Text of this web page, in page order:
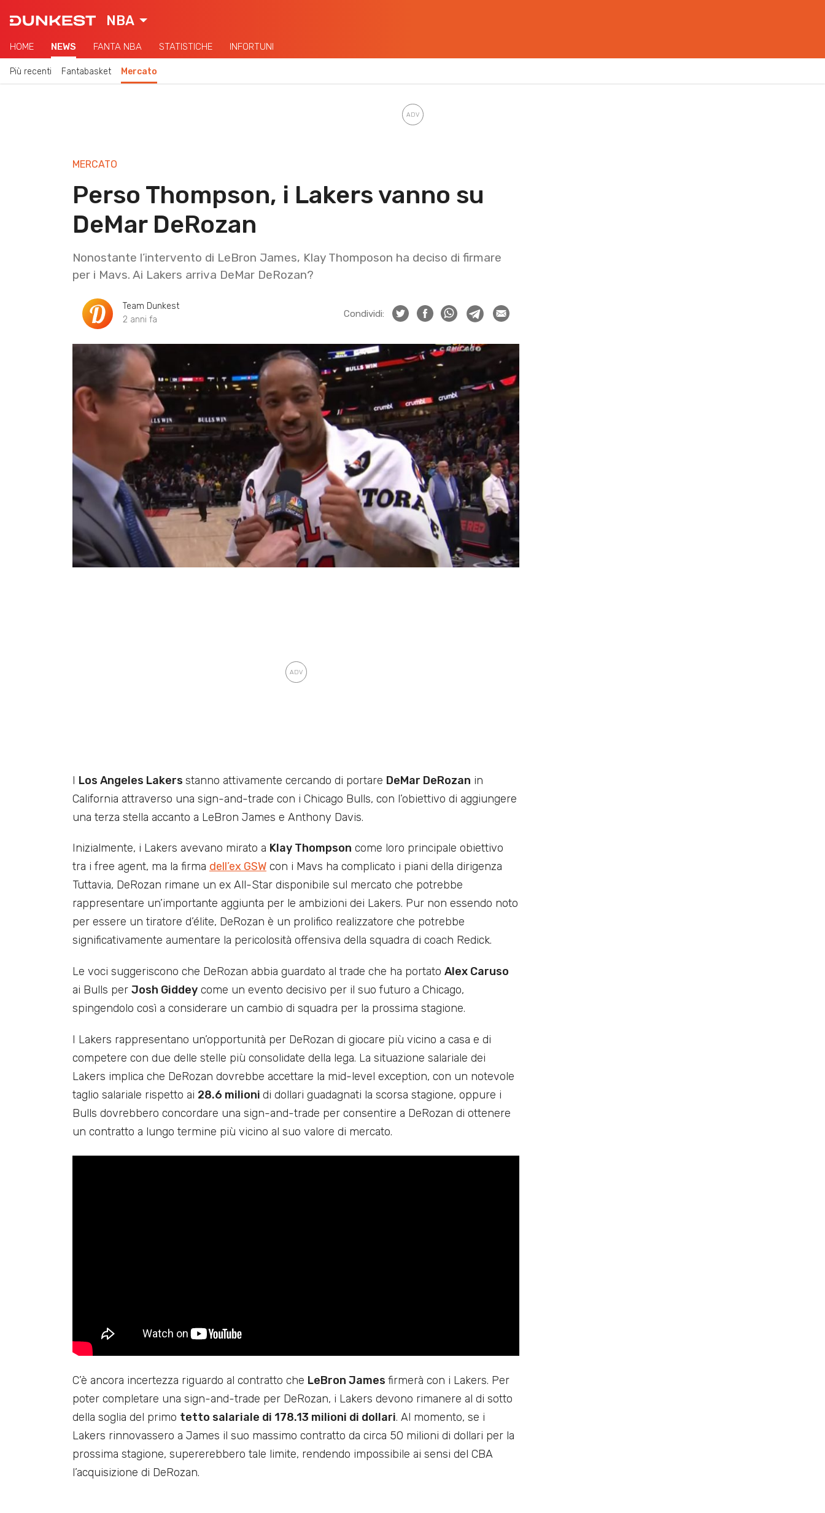
NBA
HOME NEWS FANTA NBA STATISTICHE INFORTUNI
Più recenti Fantabasket Mercato
MERCATO
Perso Thompson, i Lakers vanno su
DeMar DeRozan
Nonostante l’intervento di LeBron James, Klay Thomposon ha deciso di firmare
per i Mavs. Ai Lakers arriva DeMar DeRozan?
Team Dunkest
2 anni fa
Condividi:
I Los Angeles Lakers stanno attivamente cercando di portare DeMar DeRozan in
California attraverso una sign-and-trade con i Chicago Bulls, con l’obiettivo di aggiungere
una terza stella accanto a LeBron James e Anthony Davis.
Inizialmente, i Lakers avevano mirato a Klay Thompson come loro principale obiettivo
tra i free agent, ma la firma dell’ex GSW con i Mavs ha complicato i piani della dirigenza
Tuttavia, DeRozan rimane un ex All-Star disponibile sul mercato che potrebbe
rappresentare un’importante aggiunta per le ambizioni dei Lakers. Pur non essendo noto
per essere un tiratore d’élite, DeRozan è un prolifico realizzatore che potrebbe
significativamente aumentare la pericolosità offensiva della squadra di coach Redick.
Le voci suggeriscono che DeRozan abbia guardato al trade che ha portato Alex Caruso
ai Bulls per Josh Giddey come un evento decisivo per il suo futuro a Chicago,
spingendolo così a considerare un cambio di squadra per la prossima stagione.
I Lakers rappresentano un’opportunità per DeRozan di giocare più vicino a casa e di
competere con due delle stelle più consolidate della lega. La situazione salariale dei
Lakers implica che DeRozan dovrebbe accettare la mid-level exception, con un notevole
taglio salariale rispetto ai 28.6 milioni di dollari guadagnati la scorsa stagione, oppure i
Bulls dovrebbero concordare una sign-and-trade per consentire a DeRozan di ottenere
un contratto a lungo termine più vicino al suo valore di mercato.
C’è ancora incertezza riguardo al contratto che LeBron James firmerà con i Lakers. Per
poter completare una sign-and-trade per DeRozan, i Lakers devono rimanere al di sotto
della soglia del primo tetto salariale di 178.13 milioni di dollari. Al momento, se i
Lakers rinnovassero a James il suo massimo contratto da circa 50 milioni di dollari per la
prossima stagione, supererebbero tale limite, rendendo impossibile ai sensi del CBA
l’acquisizione di DeRozan.